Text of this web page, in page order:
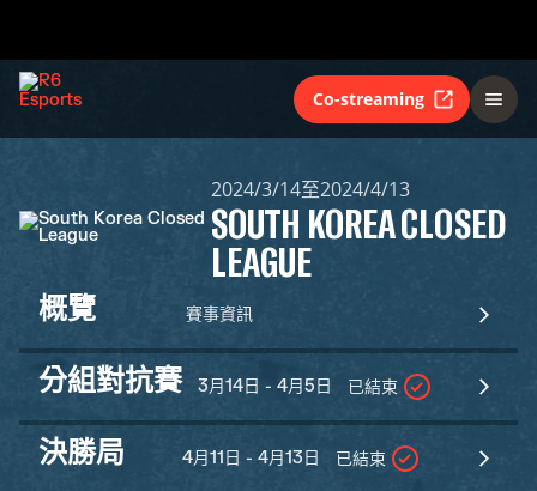
Co-streaming
2024/3/14至2024/4/13
SOUTH KOREA CLOSED
LEAGUE
概覽 賽事資訊
分組對抗賽 3月14日 - 4月5日 已結束
決勝局 4月11日 - 4月13日 已結束